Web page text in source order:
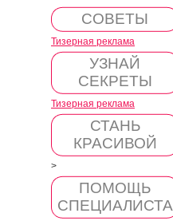
СОВЕТЫ
Тизерная реклама
УЗНАЙ
СЕКРЕТЫ
Тизерная реклама
СТАНЬ
КРАСИВОЙ
>
ПОМОЩЬ
СПЕЦИАЛИСТА